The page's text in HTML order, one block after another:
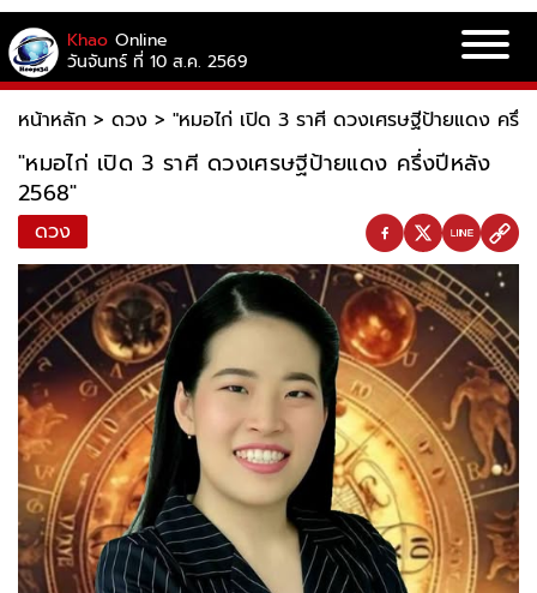
Khao Online
วันจันทร์ ที่ 10 ส.ค. 2569
หน้าหลัก > ดวง > "หมอไก่ เปิด 3 ราศี ดวงเศรษฐีป้ายแดง ครึ่
"หมอไก่ เปิด 3 ราศี ดวงเศรษฐีป้ายแดง ครึ่งปีหลัง
2568"
ดวง